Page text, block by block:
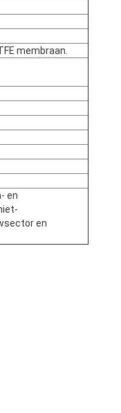
membraan.
en
en